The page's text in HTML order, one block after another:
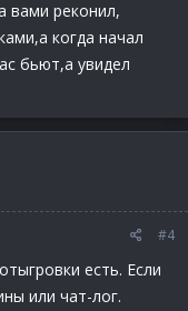
вами реконил,
когда начал
бьют,а увидел
#4
есть. Если
или чат-лог.